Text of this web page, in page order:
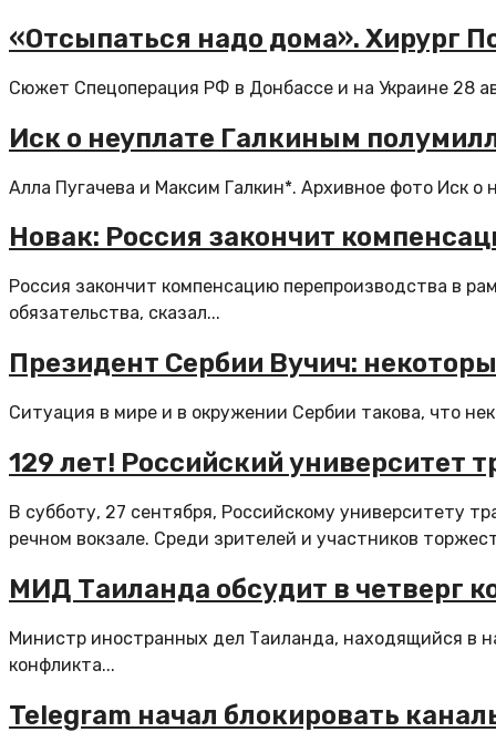
«Отсыпаться надо дома». Хирург
Сюжет Спецоперация РФ в Донбассе и на Украине 28
Иск о неуплате Галкиным
Алла Пугачева и Максим Галкин*. Архивное фото Иск
Новак: Россия закончит
Россия закончит компенсацию перепроизводства в
обязательства, сказал...
Президент Сербии Вучич:
Ситуация в мире и в окружении Сербии такова, что
129 лет! Российский университет
В субботу, 27 сентября, Российскому университету
речном вокзале. Среди зрителей и участников
МИД Таиланда обсудит в четверг
Министр иностранных дел Таиланда, находящийся в
конфликта...
Telegram начал блокировать